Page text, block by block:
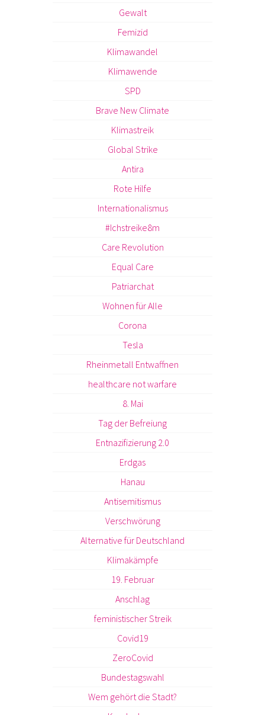
Gewalt
Femizid
Klimawandel
Klimawende
SPD
Brave New Climate
Klimastreik
Global Strike
Antira
Rote Hilfe
Internationalismus
#Ichstreike8m
Care Revolution
Equal Care
Patriarchat
Wohnen für Alle
Corona
Tesla
Rheinmetall Entwaffnen
healthcare not warfare
8. Mai
Tag der Befreiung
Entnazifizierung 2.0
Erdgas
Hanau
Antisemitismus
Verschwörung
Alternative für Deutschland
Klimakämpfe
19. Februar
Anschlag
feministischer Streik
Covid19
ZeroCovid
Bundestagswahl
Wem gehört die Stadt?